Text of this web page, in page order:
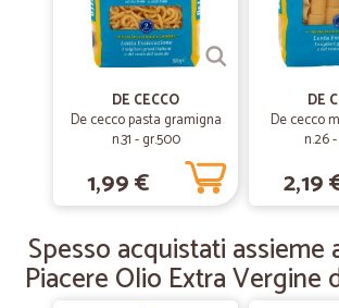
Molto professionali,e pronti ad ogni…
Molto professionali,e pronti ad ogni richiesta.
— Edmondo M.
bravissimi.- veloci- corretti
bravissimi.- veloci- corretti - seri
—Giorgio B.
Ottimo servizio di spedizione e
DE CECCO
De cecco pasta gramigna
n.31 - gr.500
1,99 €
DE
De cecco
n.26
2,19
Spesso acquistati assieme
Piacere Olio Extra Vergine